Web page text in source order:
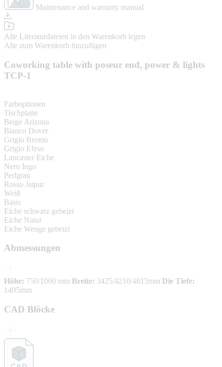
Maintenance and warranty manual
Alle Literaturdateien in den Warenkorb legen
Alle zum Warenkorb hinzufügen
Coworking table with poseur end, power & lights
TCP-1
Farboptionen
Tischplatte
Beige Arizona
Bianco Dover
Grigio Bromo
Grigio Efeso
Lancaster Eiche
Nero Ingo
Perlgrau
Rosso Jaipur
Weiß
Basis
Eiche schwarz gebeizt
Eiche Natur
Eiche Wenge gebeizt
Abmessungen
Höhe: 750/1060 mm Breite: 3425/4210/4815mm Die Tiefe:
1495mm
CAD Blöcke